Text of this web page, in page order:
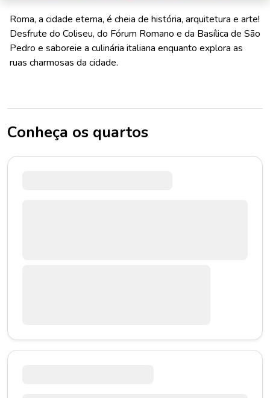
Roma, a cidade eterna, é cheia de história, arquitetura e arte!
Desfrute do Coliseu, do Fórum Romano e da Basílica de São
Pedro e saboreie a culinária italiana enquanto explora as
ruas charmosas da cidade.
Conheça os quartos